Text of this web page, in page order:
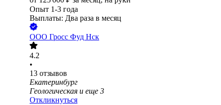
Опыт 1-3 года
Выплаты: Два раза в месяц
ООО Гросс Фуд Нск
4.2
•
13 отзывов
Екатеринбург
Геологическая и еще 3
Откликнуться